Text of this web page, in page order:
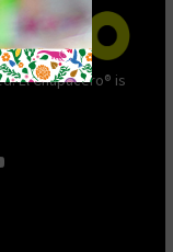
El Chapucero® is